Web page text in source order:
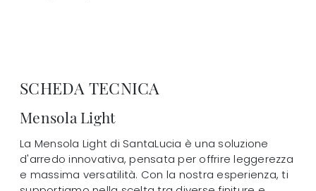
SCHEDA TECNICA
Mensola Light
La Mensola Light di SantaLucia è una soluzione
d'arredo innovativa, pensata per offrire leggerezza
e massima versatilità. Con la nostra esperienza, ti